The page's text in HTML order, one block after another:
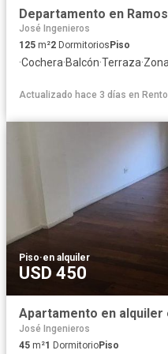
Departamento en
José Ingenieros
125 m²2 Dormitorios Piso
·Cochera·Balcón·Terraza·
Actualizado hace 3 días en
Piso·en alquiler
USD 450
Apartamento en alquiler
José Ingenieros
45 m²1 DormitorioPiso